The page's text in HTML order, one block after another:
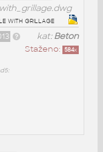
with grillage
kat:Beton
Staženo: 584x